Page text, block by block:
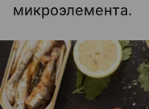
микроэлемента.